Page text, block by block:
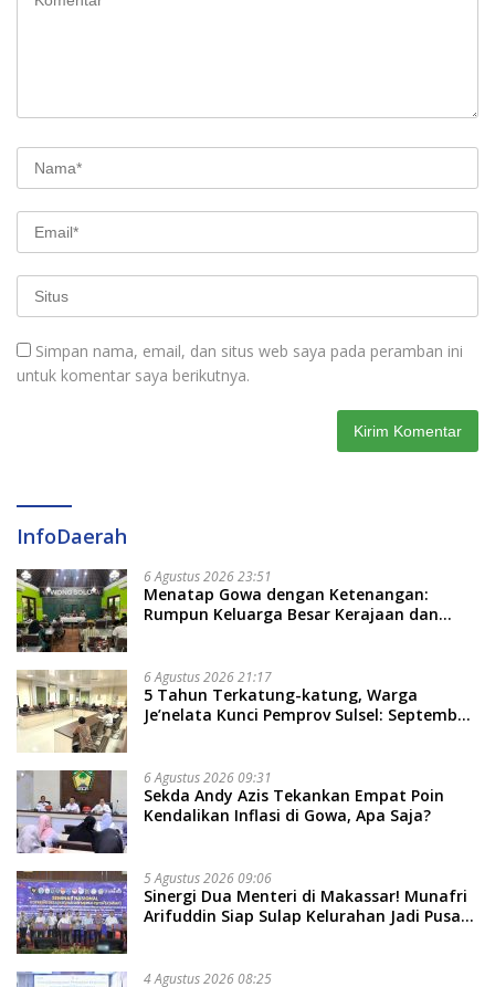
Simpan nama, email, dan situs web saya pada peramban ini
untuk komentar saya berikutnya.
InfoDaerah
6 Agustus 2026 23:51
Menatap Gowa dengan Ketenangan:
Rumpun Keluarga Besar Kerajaan dan
Soal Adat dan Adab
6 Agustus 2026 21:17
5 Tahun Terkatung-katung, Warga
Je’nelata Kunci Pemprov Sulsel: September
6 Agustus 2026 09:31
Sekda Andy Azis Tekankan Empat Poin
Kendalikan Inflasi di Gowa, Apa Saja?
5 Agustus 2026 09:06
Sinergi Dua Menteri di Makassar! Munafri
Arifuddin Siap Sulap Kelurahan Jadi Pusat
4 Agustus 2026 08:25